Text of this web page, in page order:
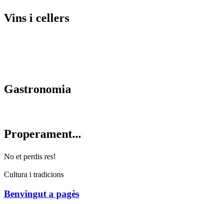
Vins i cellers
Gastronomia
Properament...
No et perdis res!
Cultura i tradicions
Benvingut a pagès